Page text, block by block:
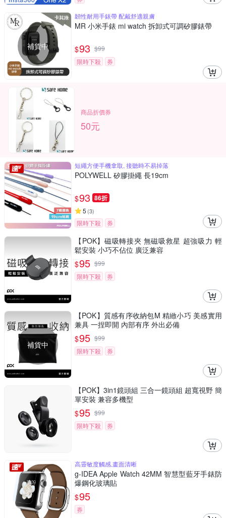
補貨中
韌性耐用手錶帶 配戴舒適親膚
MR 小米手錶 mi watch 拆卸式可調矽膠錶帶
$93 $99
限時下殺
券
商品折價券
50元
短繩方便手機拿取, 接聽時不易掉落
POLYWELL 矽膠掛繩 長19cm
$93 86折
5 (3)
限時下殺 券
【POK】磁吸轉接夾 無磁吸救星 超強吸力 輕
鬆安裝 小巧不佔位 廣泛兼容
$95 $99
限時下殺
券
補貨中
【POK】質感有序收納包M 精緻小巧 美感實用
兼具 一捏即開 內部有序 外出必備
$95 $99
限時下殺
券
【POK】3in1鏡頭組 三合一鏡頭組 超寬視野 簡
單安裝 兼容多機型
$95 $99
限時下殺
券
高靈敏度觸感,畫面清晰
g-IDEA Apple Watch 42MM 智慧型藍牙手錶防
爆鋼化玻璃貼
$95
券